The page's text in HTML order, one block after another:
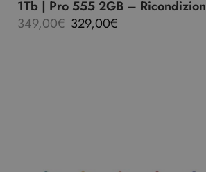
1Tb | Pro 555 2GB –
349,00€ 329,00€